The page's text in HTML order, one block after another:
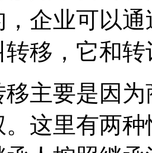
，企业可以
转移，它和
主要是因
这里有两